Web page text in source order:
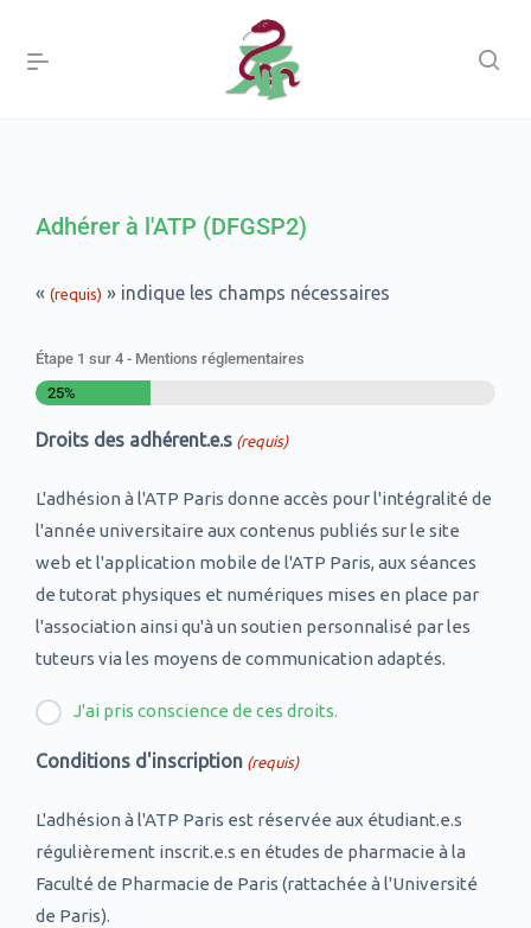
Adhérer à l'ATP (DFGSP2)
« (requis) » indique les champs nécessaires
Étape 1 sur 4 - Mentions réglementaires
25%
Droits des adhérent.e.s (requis)
L'adhésion à l'ATP Paris donne accès pour l'intégralité de
l'année universitaire aux contenus publiés sur le site
web et l'application mobile de l'ATP Paris, aux séances
de tutorat physiques et numériques mises en place par
l'association ainsi qu'à un soutien personnalisé par les
tuteurs via les moyens de communication adaptés.
J'ai pris conscience de ces droits.
Conditions d'inscription (requis)
L'adhésion à l'ATP Paris est réservée aux étudiant.e.s
régulièrement inscrit.e.s en études de pharmacie à la
Faculté de Pharmacie de Paris (rattachée à l'Université
de Paris).